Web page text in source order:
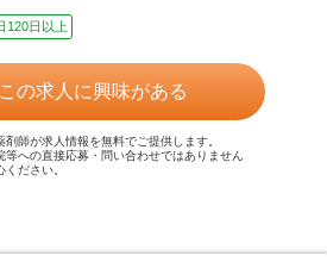
120日以上
この求人に興味がある
剤師が求人情報を無料でご提供します。
等への直接応募・問い合わせではありません
ください。